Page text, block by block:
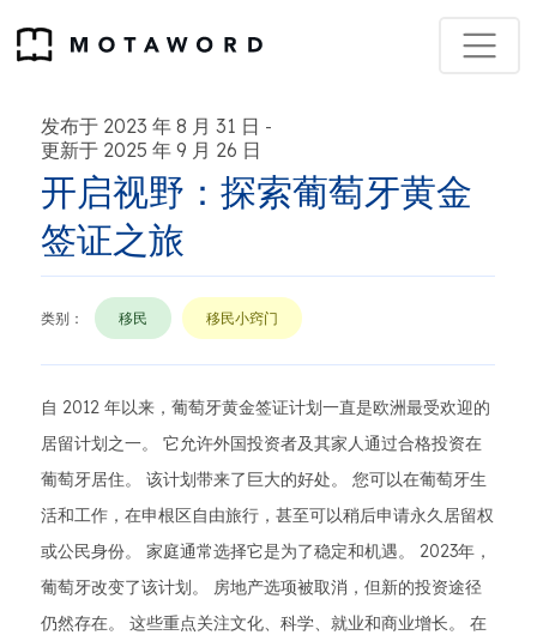
发布于 2023 年 8 月 31 日 -
更新于 2025 年 9 月 26 日
开启视野：探索葡萄牙黄金
签证之旅
类别： 移民 移民小窍门
自 2012 年以来，葡萄牙黄金签证计划一直是欧洲最受欢迎的
居留计划之一。 它允许外国投资者及其家人通过合格投资在
葡萄牙居住。 该计划带来了巨大的好处。 您可以在葡萄牙生
活和工作，在申根区自由旅行，甚至可以稍后申请永久居留权
或公民身份。 家庭通常选择它是为了稳定和机遇。 2023年，
葡萄牙改变了该计划。 房地产选项被取消，但新的投资途径
仍然存在。 这些重点关注文化、科学、就业和商业增长。 在